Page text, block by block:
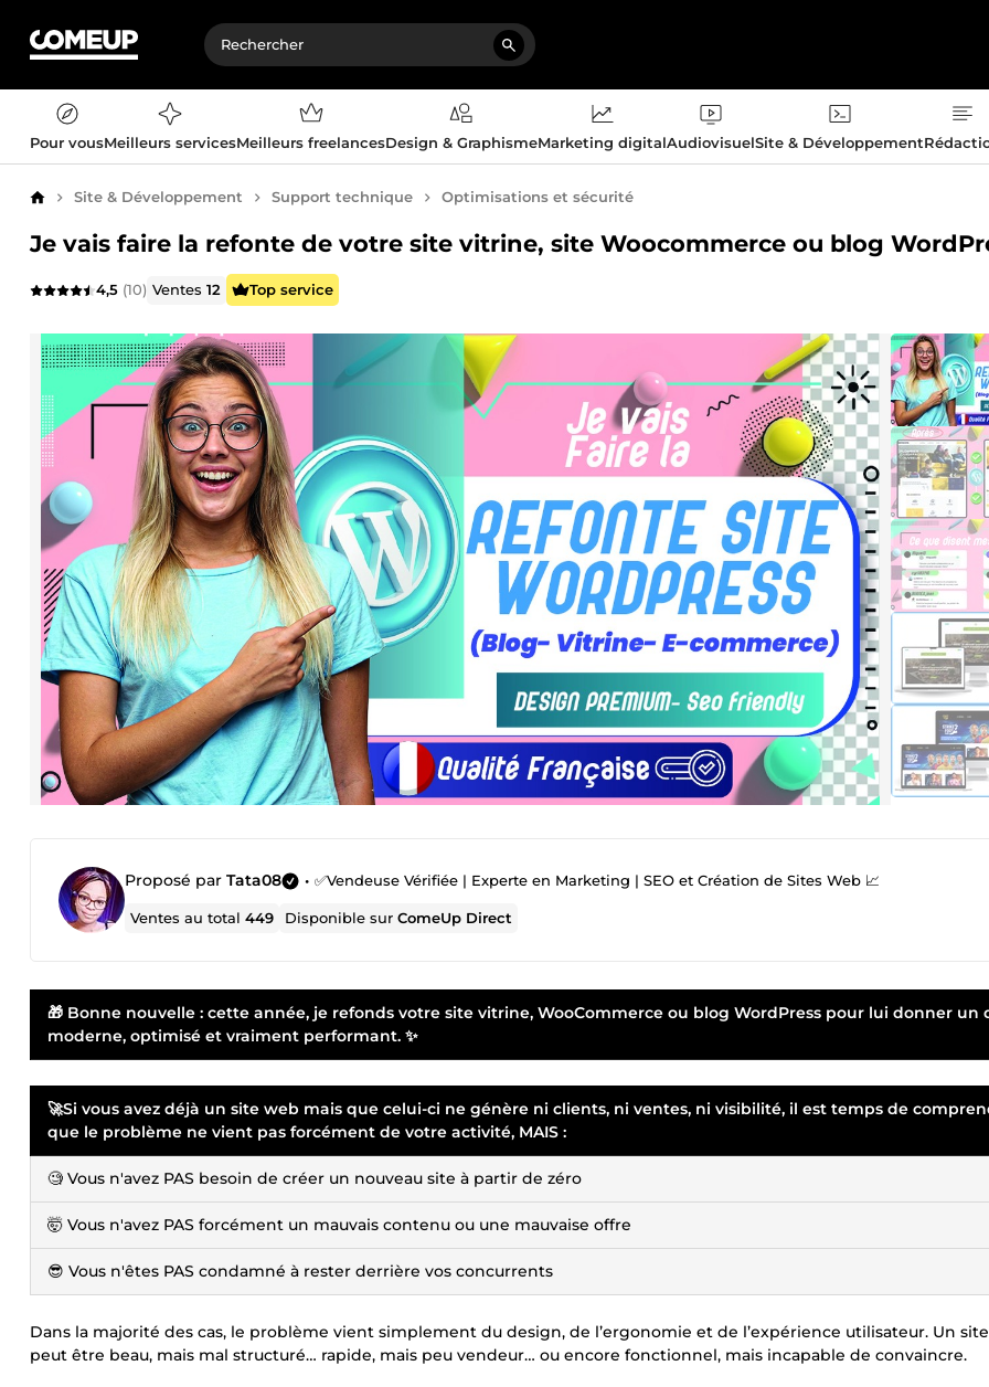
Pour vousMeilleurs servicesMeilleurs freelancesDesign & GraphismeMarketing digitalAudiovisuelSite & Développement
AccueilSite & Développement Support technique Optimisations et sécurité
Je vais faire la refonte de votre site vitrine, site Woocommerce ou blog
4,5 (10) Ventes12 Top service
Proposé par Tata08 • ✅Vendeuse Vérifiée | Experte en Marketing | SEO et Création de Sites Web 📈
Ventes au total449 Disponible surComeUp Direct
🎁 Bonne nouvelle : cette année, je refonds votre site vitrine, WooCommerce ou blog WordPress pour lui donner un
moderne, optimisé et vraiment performant. ✨
🚀Si vous avez déjà un site web mais que celui-ci ne génère ni clients, ni ventes, ni visibilité, il est temps de
que le problème ne vient pas forcément de votre activité, MAIS :
🧐 Vous n'avez PAS besoin de créer un nouveau site à partir de zéro
🤯 Vous n'avez PAS forcément un mauvais contenu ou une mauvaise offre
😎 Vous n'êtes PAS condamné à rester derrière vos concurrents
Dans la majorité des cas, le problème vient simplement du design, de l’ergonomie et de l’expérience utilisateur. Un site
peut être beau, mais mal structuré… rapide, mais peu vendeur… ou encore fonctionnel, mais incapable de convaincre.